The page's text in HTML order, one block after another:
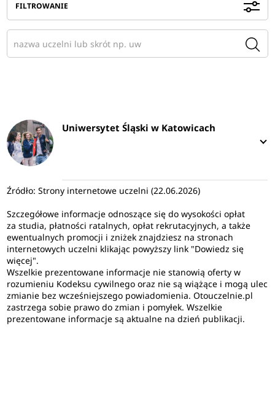
FILTROWANIE
Uniwersytet Śląski w Katowicach
Źródło: Strony internetowe uczelni (22.06.2026)
Szczegółowe informacje odnoszące się do wysokości opłat
za studia, płatności ratalnych, opłat rekrutacyjnych, a także
ewentualnych promocji i zniżek znajdziesz na stronach
internetowych uczelni klikając powyższy link "Dowiedz się
więcej".
Wszelkie prezentowane informacje nie stanowią oferty w
rozumieniu Kodeksu cywilnego oraz nie są wiążące i mogą ulec
zmianie bez wcześniejszego powiadomienia. Otouczelnie.pl
zastrzega sobie prawo do zmian i pomyłek. Wszelkie
prezentowane informacje są aktualne na dzień publikacji.